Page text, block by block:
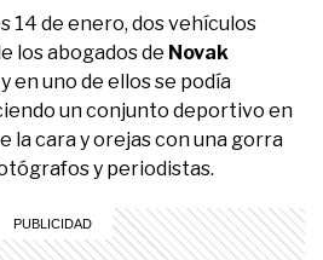
14 de enero, dos vehículos
los abogados de Novak
en uno de ellos se podía
un conjunto deportivo en
la cara y orejas con una gorra
y periodistas.